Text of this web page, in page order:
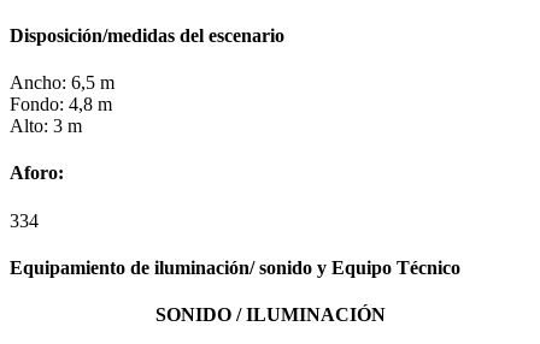
Disposición/medidas del escenario
Ancho: 6,5 m
Fondo: 4,8 m
Alto: 3 m
Aforo:
334
Equipamiento de iluminación/ sonido y Equipo Técnico
SONIDO / ILUMINACIÓN